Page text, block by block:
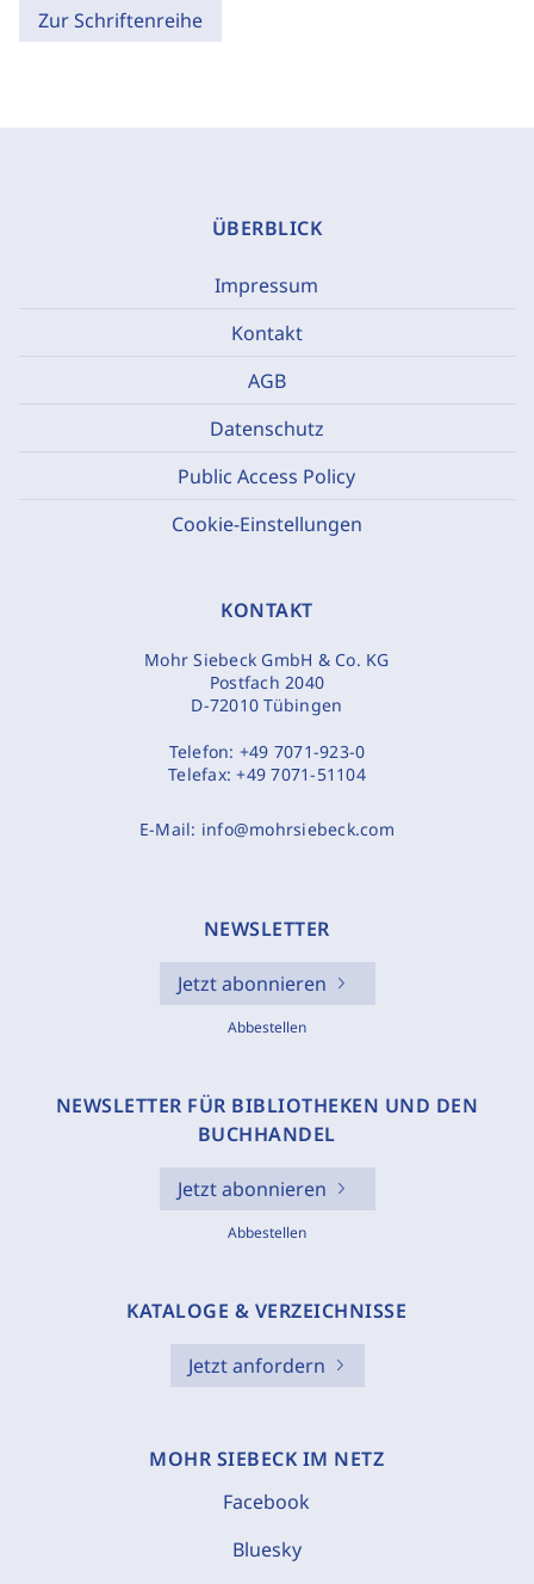
Zur Schriftenreihe
ÜBERBLICK
Impressum
Kontakt
AGB
Datenschutz
Public Access Policy
Cookie-Einstellungen
KONTAKT
Mohr Siebeck GmbH & Co. KG
Postfach 2040
D-72010 Tübingen
Telefon: +49 7071-923-0
Telefax:+49 7071-51104
E-Mail: info@mohrsiebeck.com
NEWSLETTER
Jetzt abonnieren
Abbestellen
NEWSLETTER FÜR BIBLIOTHEKEN UND DEN
BUCHHANDEL
Jetzt abonnieren
Abbestellen
KATALOGE & VERZEICHNISSE
Jetzt anfordern
MOHR SIEBECK IM NETZ
Facebook
Bluesky